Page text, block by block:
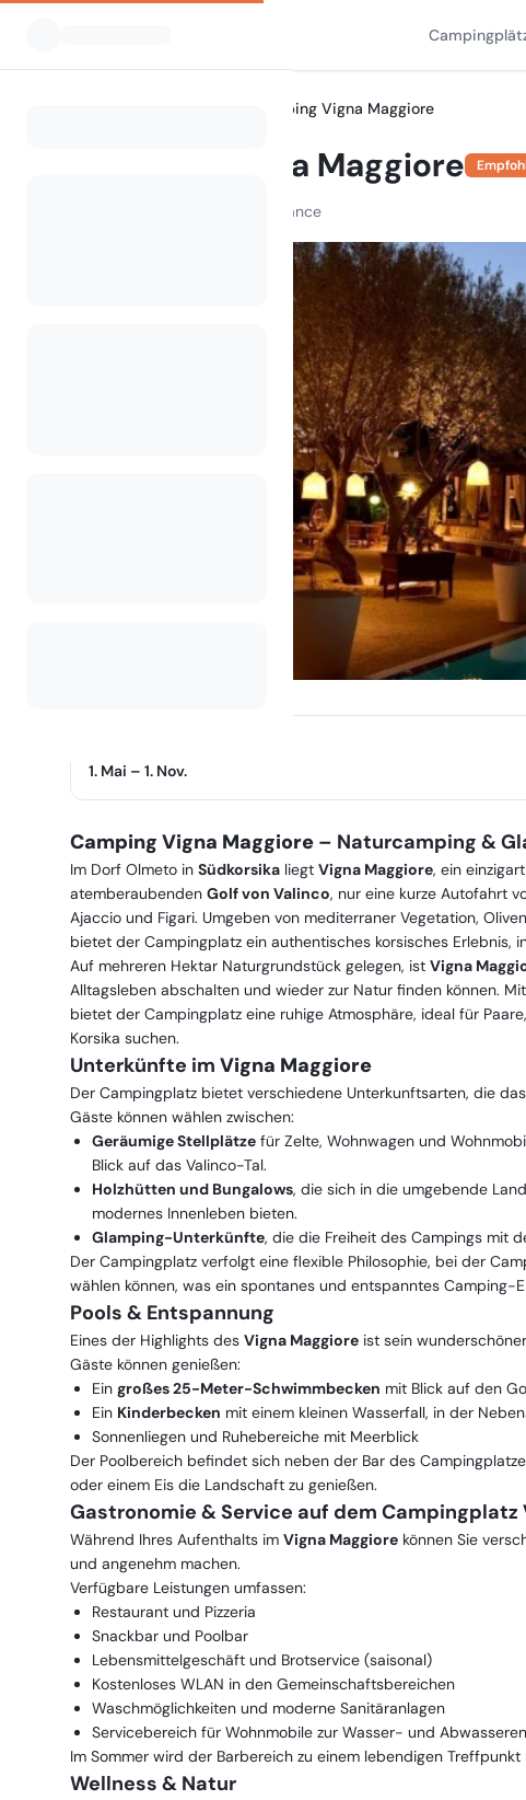
Camping Vigna Maggiore
Camping Vigna Maggiore
T40 - D157, 20113 Olmeto, France
1. Mai – 1. Nov.
Camping Vigna Maggiore – Naturcamping &
Im Dorf Olmeto in Südkorsika liegt Vigna Maggiore, ein
atemberaubenden Golf von Valinco, nur eine kurze Autofahrt
Ajaccio und Figari. Umgeben von mediterraner Vegetation,
bietet der Campingplatz ein authentisches korsisches Erlebnis,
Auf mehreren Hektar Naturgrundstück gelegen, ist Vigna
Alltagsleben abschalten und wieder zur Natur finden können.
bietet der Campingplatz eine ruhige Atmosphäre, ideal für
Korsika suchen.
Unterkünfte im Vigna Maggiore
Der Campingplatz bietet verschiedene Unterkunftsarten, die
Gäste können wählen zwischen:
Geräumige Stellplätze für Zelte, Wohnwagen und
Blick auf das Valinco-Tal.
Holzhütten und Bungalows, die sich in die umgebende
modernes Innenleben bieten.
Glamping-Unterkünfte, die die Freiheit des Campings mit
Der Campingplatz verfolgt eine flexible Philosophie, bei der
wählen können, was ein spontanes und entspanntes Camping-
Pools & Entspannung
Eines der Highlights des Vigna Maggiore ist sein
Gäste können genießen:
Ein großes 25-Meter-Schwimmbecken mit Blick auf den
Ein Kinderbecken mit einem kleinen Wasserfall, in der
Sonnenliegen und Ruhebereiche mit Meerblick
Der Poolbereich befindet sich neben der Bar des
oder einem Eis die Landschaft zu genießen.
Gastronomie & Service auf dem Campingplatz
Während Ihres Aufenthalts im Vigna Maggiore können Sie
und angenehm machen.
Verfügbare Leistungen umfassen:
Restaurant und Pizzeria
Snackbar und Poolbar
Lebensmittelgeschäft und Brotservice (saisonal)
Kostenloses WLAN in den Gemeinschaftsbereichen
Waschmöglichkeiten und moderne Sanitäranlagen
Servicebereich für Wohnmobile zur Wasser- und
Im Sommer wird der Barbereich zu einem lebendigen
Wellness & Natur